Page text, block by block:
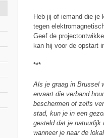
Heb jij of iemand die je
tegen
Geef de
kan hij voor de opstart
***
Als je graag in Brussel
ervaart die verband
beschermen of zelfs
stad, kun je in een
gesteld dat je natuurlijk
wanneer je naar de